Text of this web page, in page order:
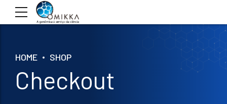
HOME SHOP
Checkout